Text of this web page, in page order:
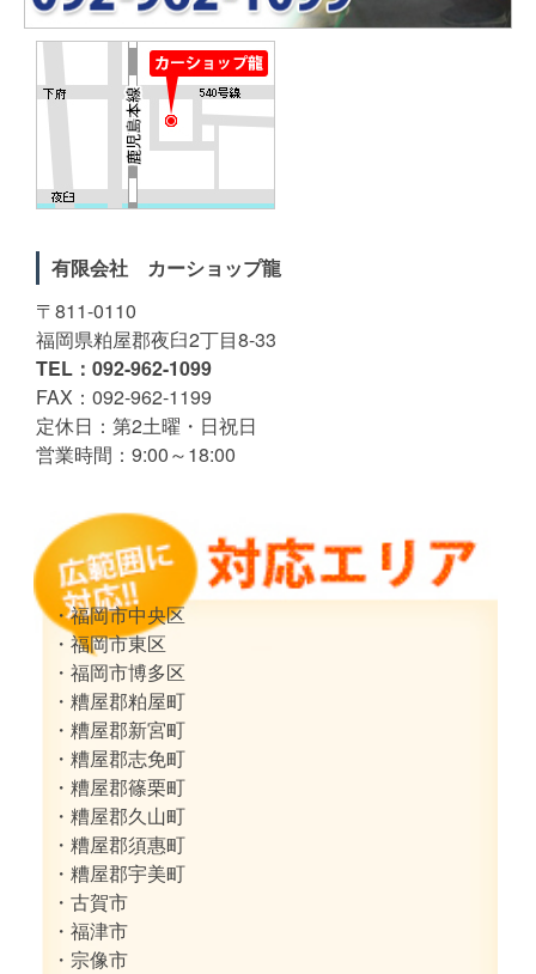
有限会社 カーショップ龍
〒811-0110
福岡県粕屋郡夜臼2丁目8-33
TEL：092-962-1099
FAX：092-962-1199
定休日：第2土曜・日祝日
営業時間：9:00～18:00
・福岡市中央区
・福岡市東区
・福岡市博多区
・糟屋郡粕屋町
・糟屋郡新宮町
・糟屋郡志免町
・糟屋郡篠栗町
・糟屋郡久山町
・糟屋郡須惠町
・糟屋郡宇美町
・古賀市
・福津市
・宗像市